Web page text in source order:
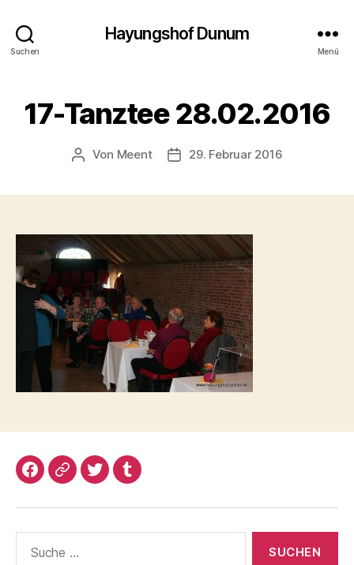
Suchen
Hayungshof Dunum
Menü
17-Tanztee 28.02.2016
Beitragsautor
Von Meent Beitragsdatum
29. Februar 2016
Facebook
Google+TwitterTumblr
nach: